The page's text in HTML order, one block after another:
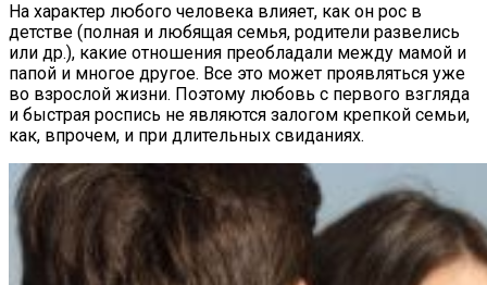
На характер любого человека влияет, как он рос в
детстве (полная и любящая семья, родители развелись
или др.), какие отношения преобладали между мамой и
папой и многое другое. Все это может проявляться уже
во взрослой жизни. Поэтому любовь с первого взгляда
и быстрая роспись не являются залогом крепкой семьи,
как, впрочем, и при длительных свиданиях.